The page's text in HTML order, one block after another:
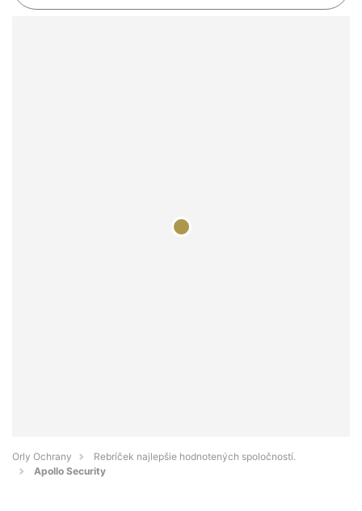
Orly Ochrany
Rebríček najlepšie hodnotených spoločností.
Apollo Security